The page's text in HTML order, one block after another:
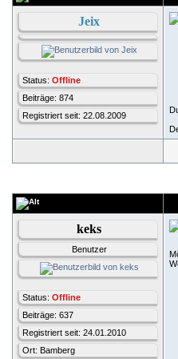
Jeix
Status: Offline
Beiträge: 874
Registriert seit: 22.08.2009
keks
Benutzer
Status: Offline
Beiträge: 637
Registriert seit: 24.01.2010
Ort: Bamberg